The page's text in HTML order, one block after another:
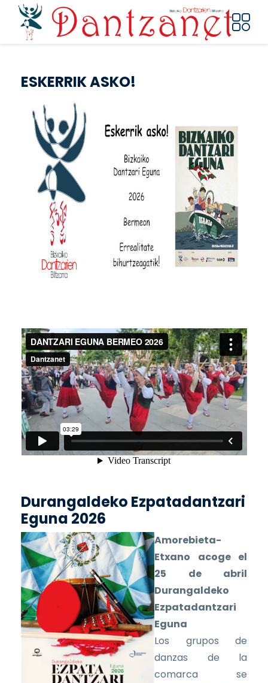
Pasar al contenido principal
ESKERRIK ASKO!
Durangaldeko Ezpatadantzari
Eguna 2026
Amorebieta-
Etxano acoge el
25 de abril
Durangaldeko
Ezpatadantzari
Eguna
Los grupos de
danzas de la
comarca se